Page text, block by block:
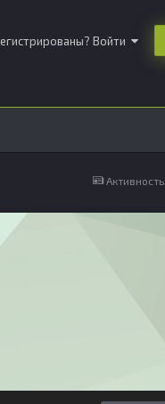
Войти
Активность